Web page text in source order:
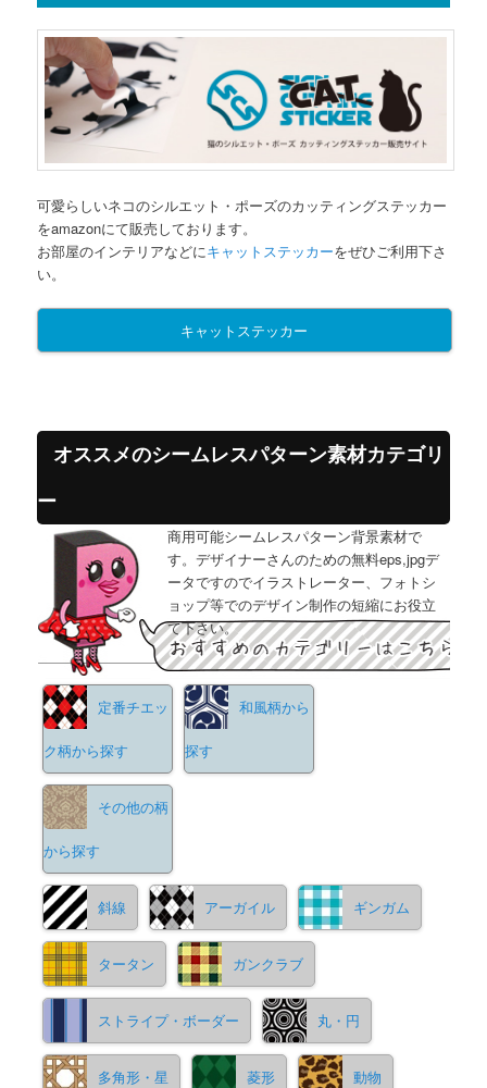
可愛らしいネコのシルエット・ポーズのカッティングステッカー
をamazonにて販売しております。
お部屋のインテリアなどにキャットステッカーをぜひご利用下さ
い。
キャットステッカー
オススメのシームレスパターン素材カテゴリ
ー
商用可能シームレスパターン背景素材で
す。デザイナーさんのための無料eps,jpgデ
ータですのでイラストレーター、フォトシ
ョップ等でのデザイン制作の短縮にお役立
て下さい。
定番チエッ
ク柄から探す
和風柄から
探す
その他の柄
から探す
斜線 アーガイル ギンガム
タータン ガンクラブ
ストライプ・ボーダー 丸・円
多角形・星 菱形 動物